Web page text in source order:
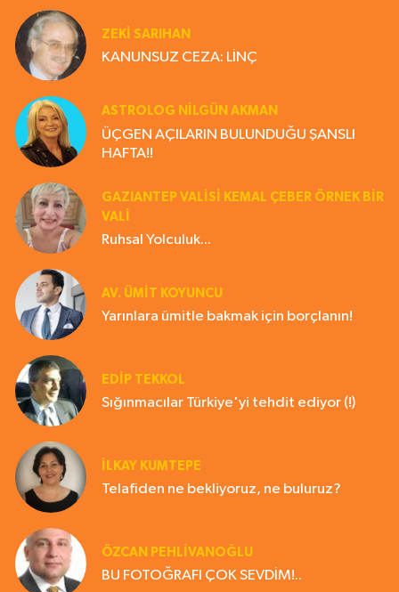
ZEKI SARIHAN
KANUNSUZ CEZA: LİNÇ
ASTROLOG NILGÜN AKMAN
ÜÇGEN AÇILARIN BULUNDUĞU ŞANSLI
HAFTA!!
GAZIANTEP VALISI KEMAL ÇEBER ÖRNEK BİR
VALİ
Ruhsal Yolculuk...
AV. ÜMIT KOYUNCU
Yarınlara ümitle bakmak için borçlanın!
EDIP TEKKOL
Sığınmacılar Türkiye'yi tehdit ediyor (!)
İLKAY KUMTEPE
Telafiden ne bekliyoruz, ne buluruz?
ÖZCAN PEHLİVANOĞLU
BU FOTOĞRAFI ÇOK SEVDİM!..